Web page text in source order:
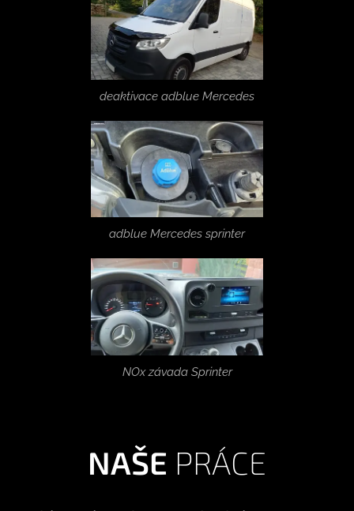
deaktivace adblue Mercedes
adblue Mercedes sprinter
NOx závada Sprinter
NAŠE PRÁCE